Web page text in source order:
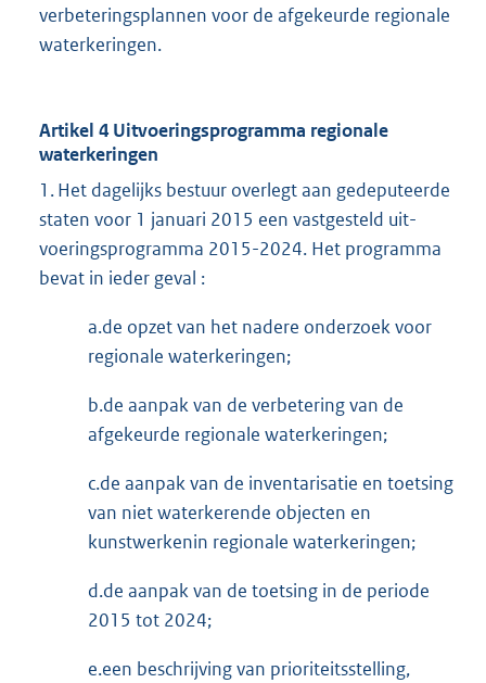
verbeteringsplannen voor de afgekeurde regionale
waterkeringen.
Artikel 4 Uitvoeringsprogramma regionale
waterkeringen
1. Het dagelijks bestuur overlegt aan gedeputeerde
staten voor 1 januari 2015 een vastgesteld uit-
voeringsprogramma 2015-2024. Het programma
bevat in ieder geval :
a.de opzet van het nadere onderzoek voor
regionale waterkeringen;
b.de aanpak van de verbetering van de
afgekeurde regionale waterkeringen;
c.de aanpak van de inventarisatie en toetsing
van niet waterkerende objecten en
kunstwerkenin regionale waterkeringen;
d.de aanpak van de toetsing in de periode
2015 tot 2024;
e.een beschrijving van prioriteitsstelling,